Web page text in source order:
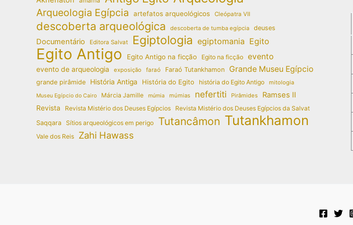
Arqueologia Egípcia artefatos arqueológicos Cleópatra VII
descoberta arqueológica descoberta de tumba egípcia deuses
Documentário Editora Salvat Egiptologia egiptomania Egito
Egito Antigo Egito Antigo na ficção Egito na ficção evento
evento de arqueologia exposição faraó Faraó Tutankhamon Grande Museu Egípcio
grande pirâmide História Antiga História do Egito história do Egito Antigo mitologia
Museu Egípcio do Cairo Márcia Jamille múmia múmias nefertiti Pirâmides Ramses II
Revista Revista Mistério dos Deuses Egípcios
Revista Mistério dos Deuses Egípcios da Salvat
Saqqara Sítios arqueológicos em perigo Tutancâmon Tutankhamon
Vale dos Reis Zahi Hawass